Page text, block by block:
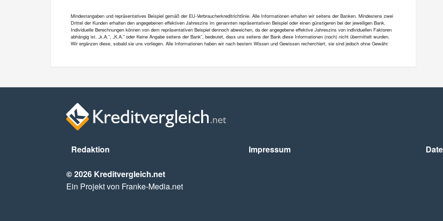
Mindestangaben und repräsentatives Beispiel gemäß der EU-Verbraucherkreditrichtlinie. Alle Informationen erhalten wir seitens der Banken. Mindestens zwei
Drittel der Kunden erhalten den angegebenen effektiven Jahreszins im genannten repräsentativen Beispiel oder einen günstigeren bei der jeweiligen Bank.
Individuelle Berechnungen können von dem repräsentativen Beispiel dennoch abweichen, da der angegebene effektive Jahreszins von individuellen Faktoren
abhängig ist. „k.A.“, „K.A.“ oder Keine Angabe seitens der Bank“, bedeutet, dass uns seitens der Bank diese Informationen (noch) nicht übermittelt wurden.
Wir ergänzen diese, sobald sie uns vorliegen. Alle Informationen haben wir nach bestem Wissen und Gewissen recherchiert, sie sind jedoch ohne Gewähr.
Redaktion Impressum
© 2026 Kreditvergleich.net
Ein Projekt von Franke-Media.net